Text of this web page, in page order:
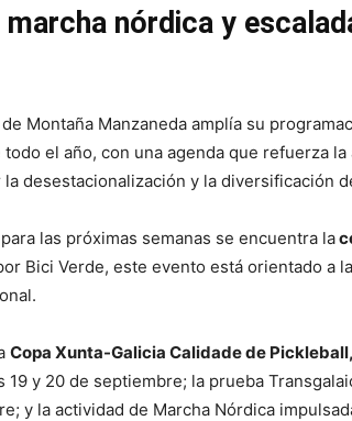
nórdica y
Montaña Manzaneda amplía su
todo el año, con una agenda que refuerza
la desestacionalización y la diversificación
las próximas semanas se encuentra la
Bici Verde, este evento está orientado a
Copa Xunta-Galicia Calidade de Pickleball,
19 y 20 de septiembre; la prueba
y la actividad de Marcha Nórdica